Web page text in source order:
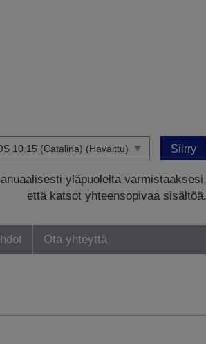
Siirry
yläpuolelta varmistaaksesi,
että katsot yhteensopivaa sisältöä.
Ota yhteyttä